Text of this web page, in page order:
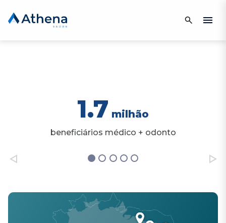
1.7 milhão
beneficiários médico + odonto